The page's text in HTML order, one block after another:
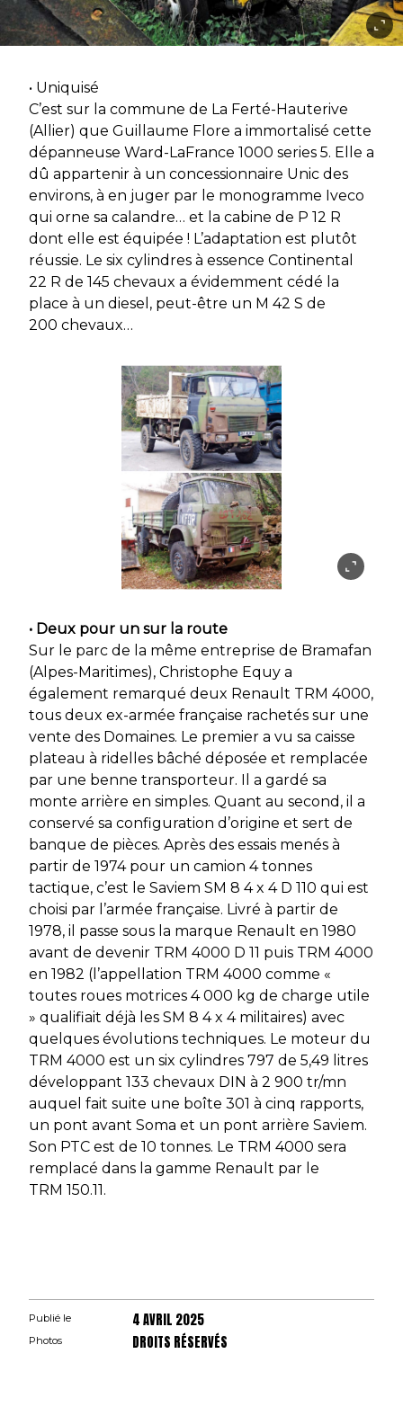
• Uniquisé
C’est sur la commune de La Ferté-Hauterive
(Allier) que Guillaume Flore a immortalisé cette
dépanneuse Ward-LaFrance 1000 series 5. Elle a
dû appartenir à un concessionnaire Unic des
environs, à en juger par le monogramme Iveco
qui orne sa calandre… et la cabine de P 12 R
dont elle est équipée ! L’adaptation est plutôt
réussie. Le six cylindres à essence Continental
22 R de 145 chevaux a évidemment cédé la
place à un diesel, peut-être un M 42 S de
200 chevaux…
• Deux pour un sur la route
Sur le parc de la même entreprise de Bramafan
(Alpes-Maritimes), Christophe Equy a
également remarqué deux Renault TRM 4000,
tous deux ex-armée française rachetés sur une
vente des Domaines. Le premier a vu sa caisse
plateau à ridelles bâché déposée et remplacée
par une benne transporteur. Il a gardé sa
monte arrière en simples. Quant au second, il a
conservé sa configuration d’origine et sert de
banque de pièces. Après des essais menés à
partir de 1974 pour un camion 4 tonnes
tactique, c’est le Saviem SM 8 4 x 4 D 110 qui est
choisi par l’armée française. Livré à partir de
1978, il passe sous la marque Renault en 1980
avant de devenir TRM 4000 D 11 puis TRM 4000
en 1982 (l’appellation TRM 4000 comme «
toutes roues motrices 4 000 kg de charge utile
» qualifiait déjà les SM 8 4 x 4 militaires) avec
quelques évolutions techniques. Le moteur du
TRM 4000 est un six cylindres 797 de 5,49 litres
développant 133 chevaux DIN à 2 900 tr/mn
auquel fait suite une boîte 301 à cinq rapports,
un pont avant Soma et un pont arrière Saviem.
Son PTC est de 10 tonnes. Le TRM 4000 sera
remplacé dans la gamme Renault par le
TRM 150.11.
Publié le 4 AVRIL 2025
Photos DROITS RÉSERVÉS